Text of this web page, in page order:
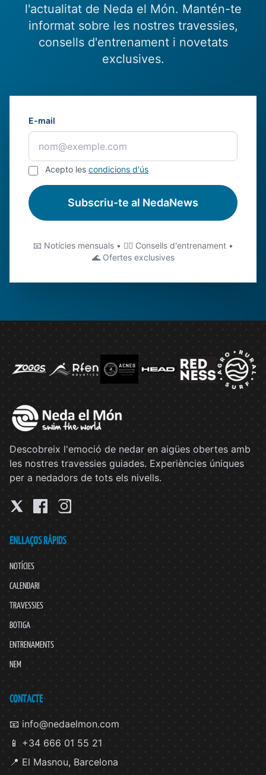
l'actualitat de Neda el Món. Mantén-te
informat sobre les nostres travessies,
consells d'entrenament i novetats
exclusives.
E-mail
Acepto les condicions d'ús
Subscriu-te al NedaNews
📧 Notícies mensuals • 🏊‍♂️ Consells d'entrenament •
🌊 Ofertes exclusives
Descobreix l'emoció de nedar en aigües obertes amb
les nostres travessies guiades. Experiències úniques
per a nedadors de tots els nivells.
ENLLAÇOS RÀPIDS
NOTÍCIES
CALENDARI
TRAVESSIES
BOTIGA
ENTRENAMENTS
NEM
CONTACTE
📧 info@nedaelmon.com
📱 +34 666 01 55 21
📍 El Masnou, Barcelona